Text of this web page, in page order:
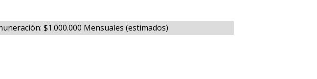
$1.000.000 Mensuales (estimados)